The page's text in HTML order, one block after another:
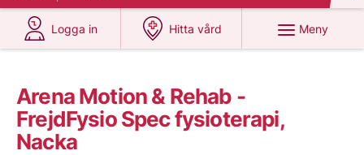
Logga in
på 1177.se
Hitta vård
på 1177.se
Meny
Arena Motion & Rehab -
FrejdFysio Spec fysioterapi,
Nacka